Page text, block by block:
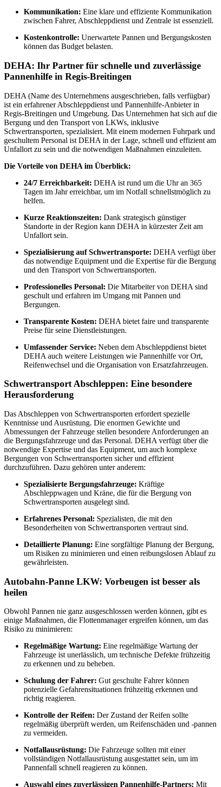
Kommunikation: Eine klare und effiziente Kommunikation
zwischen Fahrer, Abschleppdienst und Zentrale ist essenziell.
Kostenkontrolle: Unerwartete Pannen und Bergungskosten
können das Budget belasten.
DEHA: Ihr Partner für schnelle und zuverlässige
Pannenhilfe in Regis-Breitingen
DEHA (Name des Unternehmens ausgeschrieben, falls verfügbar)
ist ein erfahrener Abschleppdienst und Pannenhilfe-Anbieter in
Regis-Breitingen und Umgebung. Das Unternehmen hat sich auf die
Bergung und den Transport von LKWs, inklusive
Schwertransporten, spezialisiert. Mit einem modernen Fuhrpark und
geschultem Personal ist DEHA in der Lage, schnell und effizient am
Unfallort zu sein und die notwendigen Maßnahmen einzuleiten.
Die Vorteile von DEHA im Überblick:
24/7 Erreichbarkeit: DEHA ist rund um die Uhr an 365
Tagen im Jahr erreichbar, um im Notfall schnellstmöglich zu
helfen.
Kurze Reaktionszeiten: Dank strategisch günstiger
Standorte in der Region kann DEHA in kürzester Zeit am
Unfallort sein.
Spezialisierung auf Schwertransporte: DEHA verfügt über
das notwendige Equipment und die Expertise für die Bergung
und den Transport von Schwertransporten.
Professionelles Personal: Die Mitarbeiter von DEHA sind
geschult und erfahren im Umgang mit Pannen und
Bergungen.
Transparente Kosten: DEHA bietet faire und transparente
Preise für seine Dienstleistungen.
Umfassender Service: Neben dem Abschleppdienst bietet
DEHA auch weitere Leistungen wie Pannenhilfe vor Ort,
Reifenwechsel und die Organisation von Ersatzfahrzeugen.
Schwertransport Abschleppen: Eine besondere
Herausforderung
Das Abschleppen von Schwertransporten erfordert spezielle
Kenntnisse und Ausrüstung. Die enormen Gewichte und
Abmessungen der Fahrzeuge stellen besondere Anforderungen an
die Bergungsfahrzeuge und das Personal. DEHA verfügt über die
notwendige Expertise und das Equipment, um auch komplexe
Bergungen von Schwertransporten sicher und effizient
durchzuführen. Dazu gehören unter anderem:
Spezialisierte Bergungsfahrzeuge: Kräftige
Abschleppwagen und Kräne, die für die Bergung von
Schwertransporten ausgelegt sind.
Erfahrenes Personal: Spezialisten, die mit den
Besonderheiten von Schwertransporten vertraut sind.
Detaillierte Planung: Eine sorgfältige Planung der Bergung,
um Risiken zu minimieren und einen reibungslosen Ablauf zu
gewährleisten.
Autobahn-Panne LKW: Vorbeugen ist besser als
heilen
Obwohl Pannen nie ganz ausgeschlossen werden können, gibt es
einige Maßnahmen, die Flottenmanager ergreifen können, um das
Risiko zu minimieren:
Regelmäßige Wartung: Eine regelmäßige Wartung der
Fahrzeuge ist unerlässlich, um technische Defekte frühzeitig
zu erkennen und zu beheben.
Schulung der Fahrer: Gut geschulte Fahrer können
potenzielle Gefahrensituationen frühzeitig erkennen und
richtig reagieren.
Kontrolle der Reifen: Der Zustand der Reifen sollte
regelmäßig überprüft werden, um Reifenschäden und -pannen
zu vermeiden.
Notfallausrüstung: Die Fahrzeuge sollten mit einer
vollständigen Notfallausrüstung ausgestattet sein, um im
Pannenfall schnell reagieren zu können.
Auswahl eines zuverlässigen Pannenhilfe-Partners: Mit